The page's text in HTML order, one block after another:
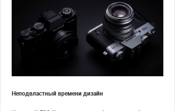
Неподвластный времени дизайн